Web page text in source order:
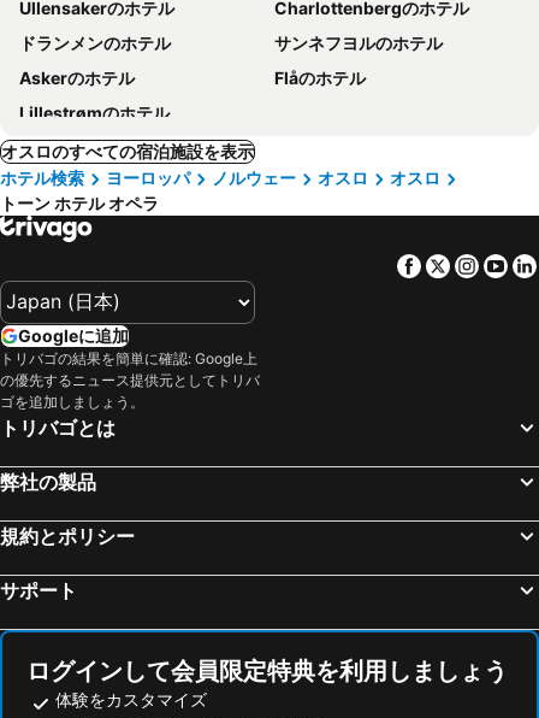
Ullensakerのホテル
Charlottenbergのホテル
ドランメンのホテル
サンネフヨルのホテル
Askerのホテル
Flåのホテル
Lillestrømのホテル
オスロのすべての宿泊施設を表示
ホテル検索
ヨーロッパ ノルウェー オスロ
オスロ
トーン ホテル オペラ
Facebook
Twitter
Googleに追加
トリバゴの結果を簡単に確認: Google上
の優先するニュース提供元としてトリバ
ゴを追加しましょう。
トリバゴとは
弊社の製品
規約とポリシー
サポート
ログインして会員限定特典を利用しましょう
体験をカスタマイズ